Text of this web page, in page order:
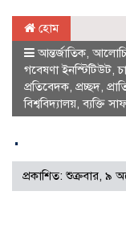
হোম
আন্তর্জাতিক,
গবেষণা ইনস্টিটিউট,
প্রতিবেদক, প্রচ্ছদ,
বিশ্ববিদ্যালয়,ব্যক্তি
.
প্রকাশিত: শুক্রবার, ৯